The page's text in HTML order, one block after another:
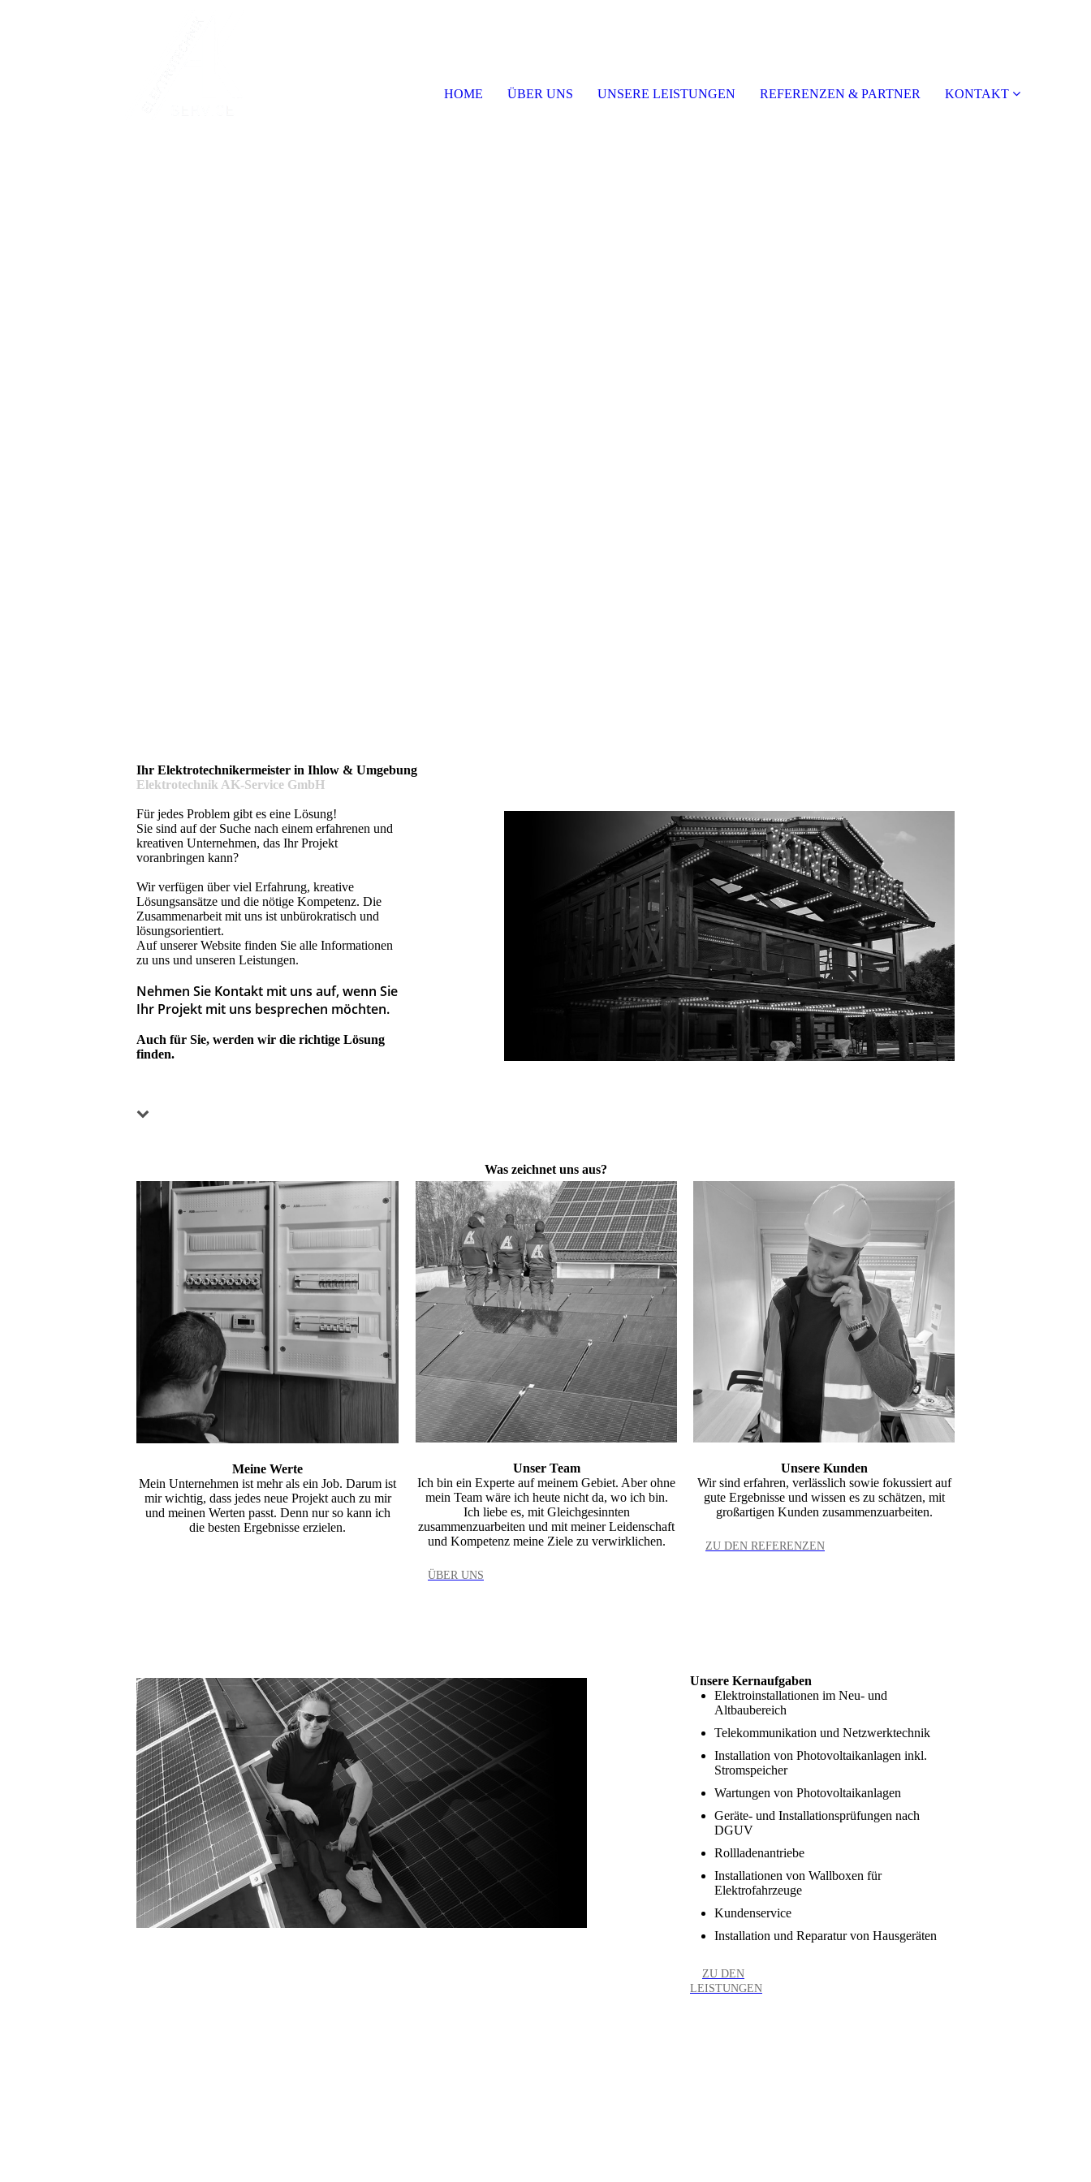
HOME ÜBER UNS UNSERE LEISTUNGEN REFERENZEN & PARTNER KONTAKT
Ihr Elektro­techniker­meister in Ihlow & Umgebung
Elektrotechnik AK-Service GmbH
Für jedes Problem gibt es eine Lösung!
Sie sind auf der Suche nach einem erfahrenen und
kreativen Unternehmen, das Ihr Projekt
voranbringen kann?
Wir verfügen über viel Erfahrung, kreative
Lösungsansätze und die nötige Kompetenz. Die
Zusammenarbeit mit uns ist unbürokratisch und
lösungsorientiert.
Auf unserer Website finden Sie alle Informationen
zu uns und unseren Leistungen.
Nehmen Sie Kontakt mit uns auf, wenn Sie
Ihr Projekt mit uns besprechen möchten.
Auch für Sie, werden wir die richtige Lösung
finden.
Was zeichnet uns aus?
Meine Werte
Mein Unternehmen ist mehr als ein Job. Darum ist
mir wichtig, dass jedes neue Projekt auch zu mir
und meinen Werten passt. Denn nur so kann ich
die besten Ergebnisse erzielen.
Unser Team
Ich bin ein Experte auf meinem Gebiet. Aber ohne
mein Team wäre ich heute nicht da, wo ich bin.
Ich liebe es, mit Gleichgesinnten
zusammenzuarbeiten und mit meiner Leidenschaft
und Kompetenz meine Ziele zu verwirklichen.
ÜBER UNS
Unsere Kunden
Wir sind erfahren, verlässlich sowie fokussiert auf
gute Ergebnisse und wissen es zu schätzen, mit
großartigen Kunden zusammenzuarbeiten.
ZU DEN REFERENZEN
Unsere Kernaufgaben
Elektroinstallationen im Neu- und
Altbaubereich
Telekommunikation und Netzwerktechnik
Installation von Photovoltaikanlagen inkl.
Stromspeicher
Wartungen von Photovoltaikanlagen
Geräte- und Installationsprüfungen nach
DGUV
Rollladenantriebe
Installationen von Wallboxen für
Elektrofahrzeuge
Kundenservice
Installation und Reparatur von Hausgeräten
ZU DEN
LEISTUNGEN